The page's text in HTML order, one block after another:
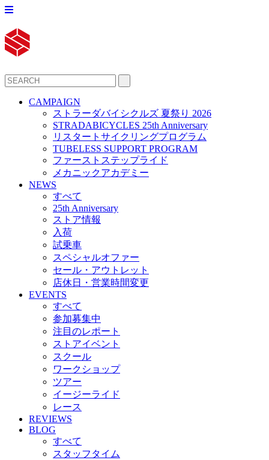
CAMPAIGN
ストラーダバイシクルズ 夏祭り 2026
STRADABICYCLES 25th Anniversary
リスタートサイクリングプログラム
TUBELESS SUPPORT PROGRAM
ファーストステップライド
メカニックアカデミー
NEWS
すべて
25th Anniversary
ストア情報
入荷
試乗車
スペシャルオファー
セール・アウトレット
店休日・営業時間変更
EVENTS
すべて
参加募集中
注目のレポート
ストアイベント
スクール
ワークショップ
ツアー
イージーライド
レース
REVIEWS
BLOG
すべて
スタッフタイム